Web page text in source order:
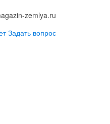
zemlya.ru
Задать вопрос